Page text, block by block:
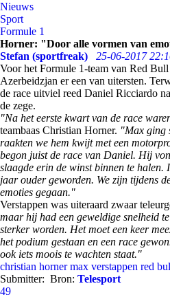
Nieuws
Sport
Formule 1
Horner: "Door alle vormen van
Stefan (sportfreak)
25-06-2017
Voor het Formule 1-team van Red
Azerbeidzjan er een van uitersten.
de race uitviel reed Daniel Ricciardo
de zege.
"Na het eerste kwart van de race
teambaas Christian Horner. "Max ging
raakten we hem kwijt met een
begon juist de race van Daniel. Hij
slaagde erin de winst binnen te halen.
jaar ouder geworden. We zijn tijdens
emoties gegaan."
Verstappen was uiteraard zwaar
maar hij had een geweldige snelheid
sterker worden. Het moet een keer
het podium gestaan en een race
ook iets moois te wachten staat."
christian horner max verstappen red
Submitter: Bron: Telesport
49